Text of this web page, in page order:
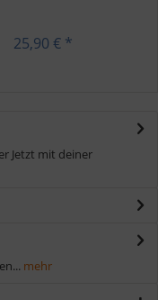
25,90 € *
Jetzt mit deiner
mehr